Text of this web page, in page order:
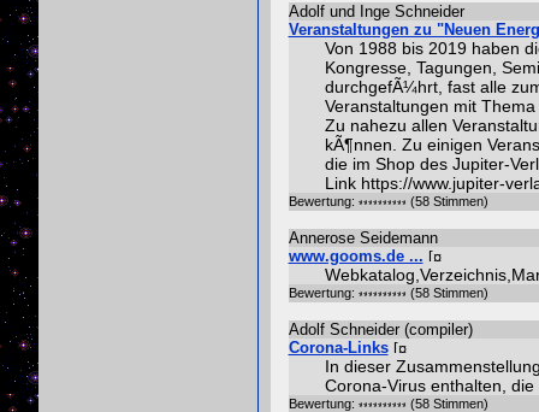
Adolf und Inge Schneider
Veranstaltungen zu "Neuen
Von 1988 bis 2019 haben
Kongresse, Tagungen,
durchgefÃ¼hrt, fast alle
Veranstaltungen mit
Zu nahezu allen
kÃ¶nnen. Zu einigen
die im Shop des Jupiter-
Link https://www.jupiter-
Bewertung: (58 Stimmen)
Annerose Seidemann
www.gooms.de ...
Bewertung: (58 Stimmen)
Adolf Schneider (compiler)
Corona-Links
In dieser
Corona-Virus enthalten,
Bewertung: (58 Stimmen)